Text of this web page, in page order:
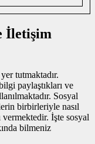
İletişim
tutmaktadır.
paylaştıkları ve
Sosyal
birbirleriyle nasıl
vermektedir. İşte sosyal
bilmeniz